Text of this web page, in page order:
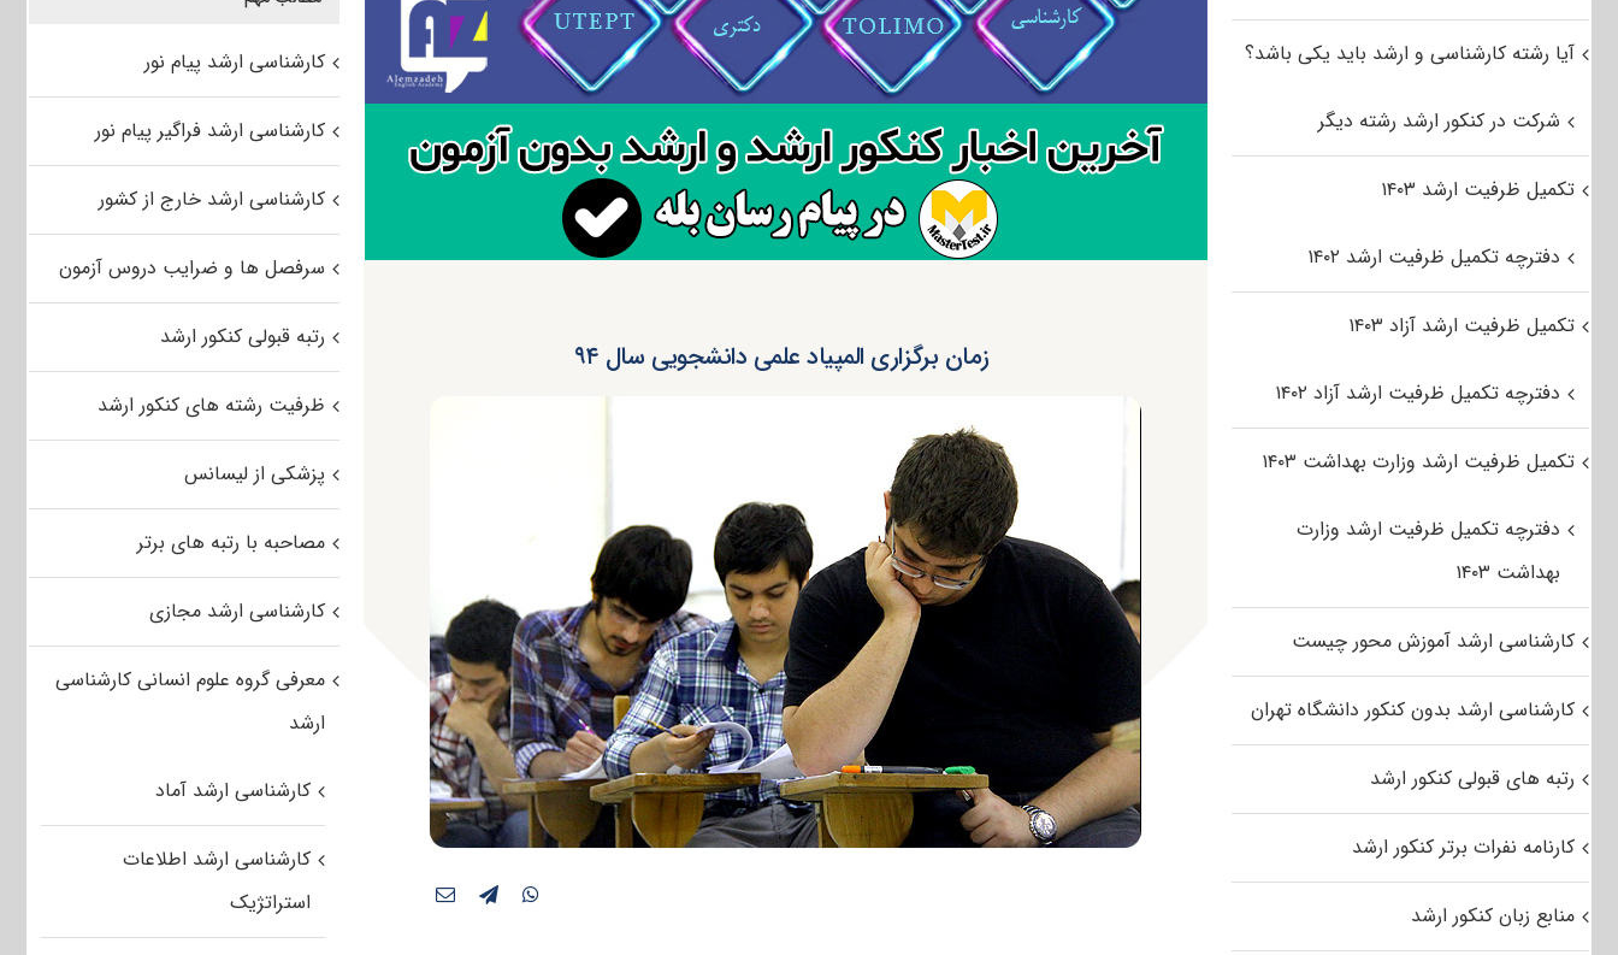
زمان برگزاری المپیاد علمی دانشجویی سال ۹۴
کارشناسی ارشد پیام نور
کارشناسی ارشد فراگیر پیام نور
کارشناسی ارشد خارج از کشور
سرفصل ها و ضرایب دروس آزمون
رتبه قبولی کنکور ارشد
ظرفیت رشته های کنکور ارشد
پزشکی از لیسانس
مصاحبه با رتبه های برتر
کارشناسی ارشد مجازی
معرفی گروه علوم انسانی کارشناسی
ارشد
کارشناسی ارشد آماد
کارشناسی ارشد اطلاعات
استراتژیک
آیا رشته کارشناسی و ارشد باید یکی باشد؟
شرکت در کنکور ارشد رشته دیگر
تکمیل ظرفیت ارشد ۱۴۰۳
دفترچه تکمیل ظرفیت ارشد ۱۴۰۲
تکمیل ظرفیت ارشد آزاد ۱۴۰۳
دفترچه تکمیل ظرفیت ارشد آزاد ۱۴۰۲
تکمیل ظرفیت ارشد وزارت بهداشت ۱۴۰۳
دفترچه تکمیل ظرفیت ارشد وزارت
بهداشت ۱۴۰۳
کارشناسی ارشد آموزش محور چیست
کارشناسی ارشد بدون کنکور دانشگاه تهران
رتبه های قبولی کنکور ارشد
کارنامه نفرات برتر کنکور ارشد
منابع زبان کنکور ارشد